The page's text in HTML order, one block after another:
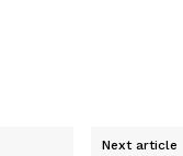
Next article